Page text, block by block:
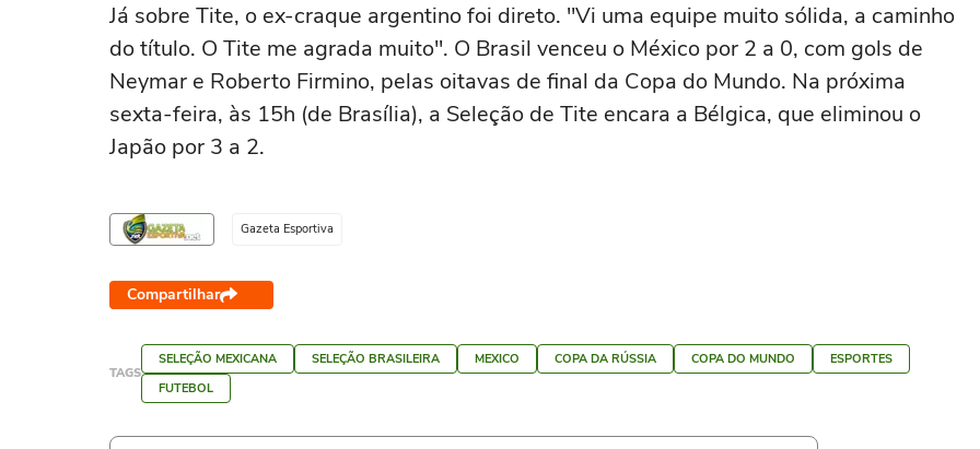
Já sobre Tite, o ex-craque argentino foi direto. "Vi uma equipe muito sólida, a caminho
do título. O Tite me agrada muito". O Brasil venceu o México por 2 a 0, com gols de
Neymar e Roberto Firmino, pelas oitavas de final da Copa do Mundo. Na próxima
sexta-feira, às 15h (de Brasília), a Seleção de Tite encara a Bélgica, que eliminou o
Japão por 3 a 2.
Gazeta Esportiva
Compartilhar
TAGS
SELEÇÃO MEXICANA SELEÇÃO BRASILEIRA MEXICO COPA DA RÚSSIA COPA DO MUNDO
ESPORTES
FUTEBOL